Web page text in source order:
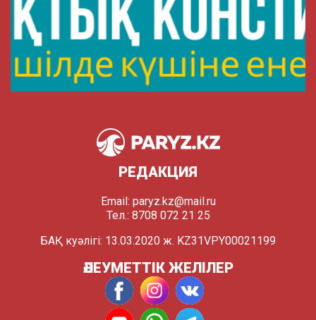
РЕДАКЦИЯ
Email: paryz.kz@mail.ru
Тел.: 8708 072 21 25
БАҚ куәлігі: 13.03.2020 ж. KZ31VPY00021199
ӘЛЕУМЕТТІК ЖЕЛІЛЕР